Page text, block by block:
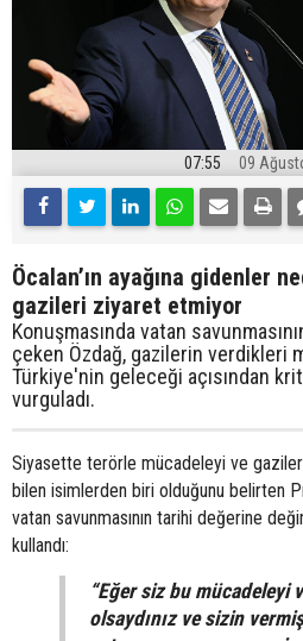
07:55 09
Öcalan’ın ayağına gidenler
gazileri ziyaret etmiyor
Konuşmasında vatan
çeken Özdağ, gazilerin verdikleri
Türkiye'nin geleceği açısından
vurguladı.
Siyasette terörle mücadeleyi ve
bilen isimlerden biri olduğunu belirten
vatan savunmasının tarihi değerine
kullandı:
“Eğer siz bu mücadeleyi
olsaydınız ve sizin